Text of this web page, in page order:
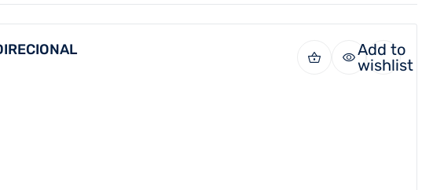
Add to
wishlist